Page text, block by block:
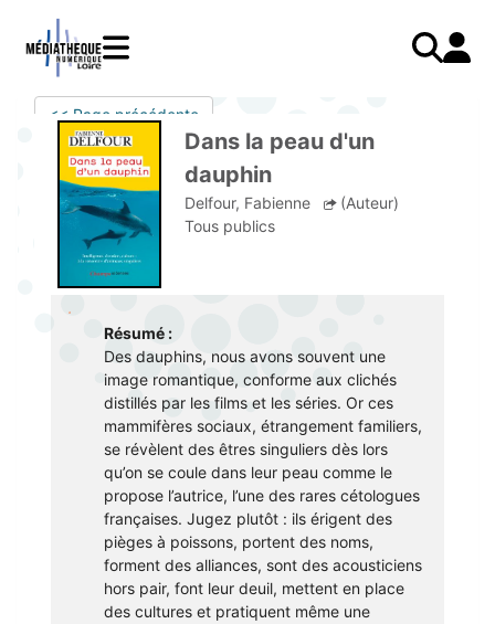
Catalogue
Menu
mobile
LIVRES
E-books
Mangas
Livres audio
PRESSE
AUDIO
Musique
Podcasts Radio France
Livres audio
COURS EN LIGNE
JEUNESSE
Mon
compte
responsive
mobile
Mode d'emploi
Mon compte
J'AI DEJA UN COMPTE
Je me connecte
Je me connecte pour la première fois
JE N'AI PAS DE COMPTE
Je me préinscris
J'AI BESOIN D'AIDE
Aide à la connexion
J'ai oublié mon mot de passe
<< Page précédente
Dans la peau d'un
dauphin
Delfour, Fabienne
(Auteur)
Tous publics
Résumé :
Des dauphins, nous avons souvent une
image romantique, conforme aux clichés
distillés par les films et les séries. Or ces
mammifères sociaux, étrangement familiers,
se révèlent des êtres singuliers dès lors
qu’on se coule dans leur peau comme le
propose l’autrice, l’une des rares cétologues
françaises. Jugez plutôt : ils érigent des
pièges à poissons, portent des noms,
forment des alliances, sont des acousticiens
hors pair, font leur deuil, mettent en place
des cultures et pratiquent même une